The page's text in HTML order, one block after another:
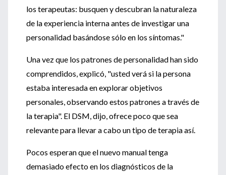
los terapeutas: busquen y descubran la naturaleza
de la experiencia interna antes de investigar una
personalidad basándose sólo en los síntomas."
Una vez que los patrones de personalidad han sido
comprendidos, explicó, "usted verá si la persona
estaba interesada en explorar objetivos
personales, observando estos patrones a través de
la terapia". El DSM, dijo, ofrece poco que sea
relevante para llevar a cabo un tipo de terapia así.
Pocos esperan que el nuevo manual tenga
demasiado efecto en los diagnósticos de la